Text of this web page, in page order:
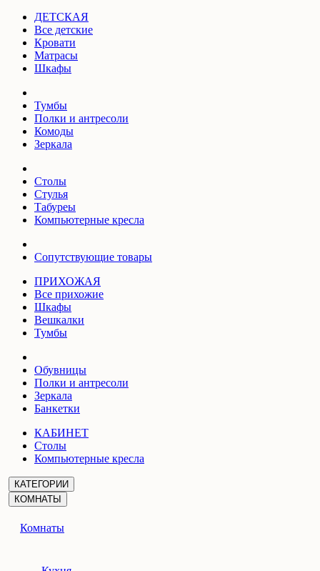
ДЕТСКАЯ
Все детские
Кровати
Матрасы
Шкафы
Тумбы
Полки и антресоли
Комоды
Зеркала
Столы
Стулья
Табуреы
Компьютерные кресла
Сопутствующие товары
ПРИХОЖАЯ
Все прихожие
Шкафы
Вешкалки
Тумбы
Обувницы
Полки и антресоли
Зеркала
Банкетки
КАБИНЕТ
Столы
Компьютерные кресла
КАТЕГОРИИ
КОМНАТЫ
Комнаты